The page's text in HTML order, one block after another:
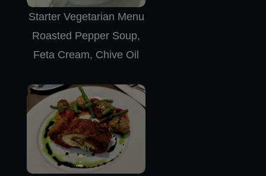
Starter Vegetarian Menu
Roasted Pepper Soup,
Feta Cream, Chive Oil